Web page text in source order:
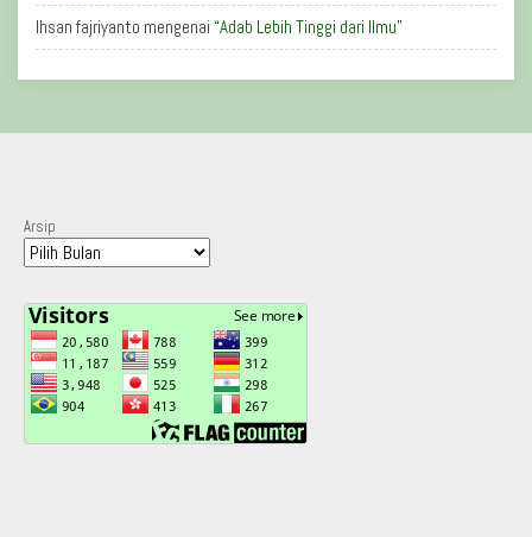
Ihsan fajriyanto mengenai “Adab Lebih Tinggi dari Ilmu”
Arsip